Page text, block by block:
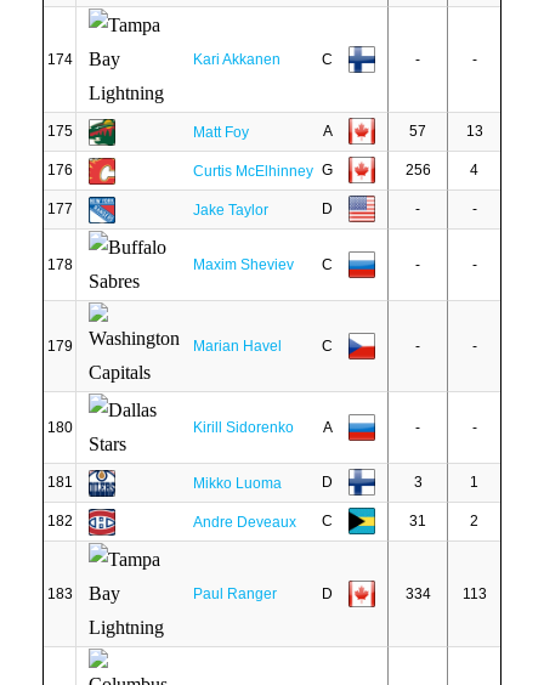
174 Kari Akkanen C - -
175 Matt Foy A 57 13
176 Curtis McElhinney G 256 4
177 Jake Taylor D - -
178 Maxim Sheviev C - -
179 Marian Havel C - -
180 Kirill Sidorenko A - -
181 Mikko Luoma D 3 1
182 Andre Deveaux C 31 2
183 Paul Ranger D 334 113